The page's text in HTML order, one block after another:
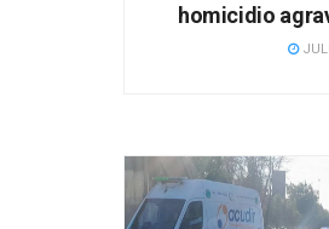
homicidio